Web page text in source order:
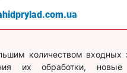
количеством входных
их обработки, новые